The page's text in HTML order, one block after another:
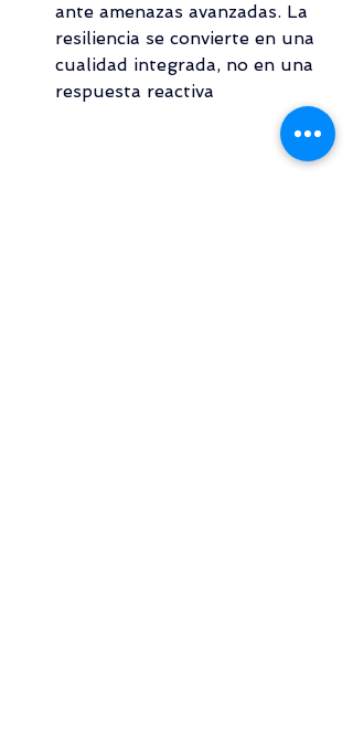
ante amenazas avanzadas. La
resiliencia se convierte en una
cualidad integrada, no en una
respuesta reactiva